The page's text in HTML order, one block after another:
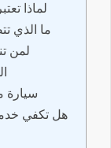
لماذا
ما الذي
لمن
سيارة
هل تكفي